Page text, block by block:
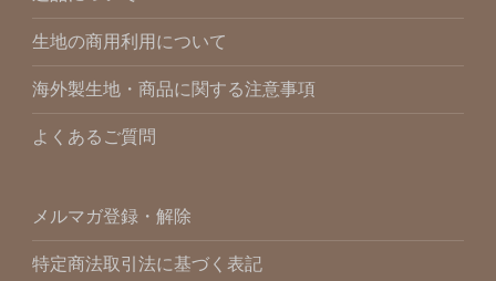
生地の商用利用について
海外製生地・商品に関する注意事項
よくあるご質問
メルマガ登録・解除
特定商法取引法に基づく表記